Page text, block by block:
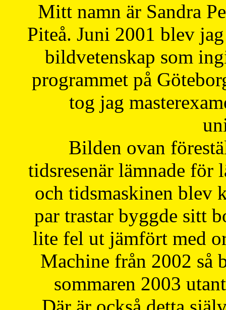
Mitt namn är Sandra
Piteå. Juni 2001 blev
bildvetenskap som
programmet på
tog jag
Bilden ovan
tidsresenär lämnade för
och tidsmaskinen blev
par trastar byggde sitt
lite fel ut jämfört med
Machine från 2002 så
sommaren 2003